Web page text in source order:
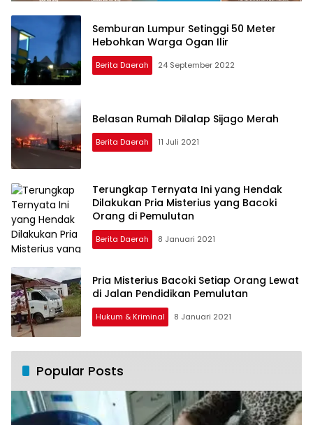
Semburan Lumpur Setinggi 50 Meter
Hebohkan Warga Ogan Ilir
Berita Daerah 24 September 2022
Belasan Rumah Dilalap Sijago Merah
Berita Daerah 11 Juli 2021
Terungkap Ternyata Ini yang Hendak
Dilakukan Pria Misterius yang Bacoki
Orang di Pemulutan
Berita Daerah 8 Januari 2021
Pria Misterius Bacoki Setiap Orang Lewat
di Jalan Pendidikan Pemulutan
Hukum & Kriminal 8 Januari 2021
Popular Posts